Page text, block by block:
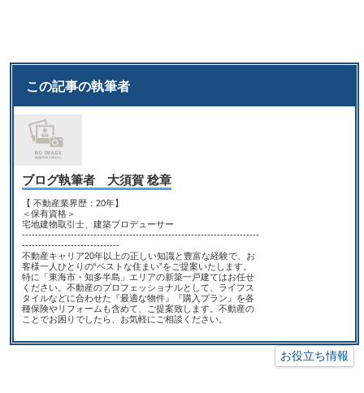
この記事の執筆者
ブログ執筆者 大須賀 稔章
【 不動産業界歴：20年】
＜保有資格＞
宅地建物取引士、建築プロデューサー
-------------------------------------------------------------------------
------------------------------
不動産キャリア20年以上の正しい知識と豊富な経験で、お
客様一人ひとりの“ベストな住まい”をご提案いたします。
特に「東海市・知多半島」エリアの新築一戸建てはお任せ
ください。不動産のプロフェッショナルとして、ライフス
タイルなどに合わせた『最適な物件』『購入プラン』を各
種保険やリフォームも含めて、ご提案致します。不動産の
ことでお困りでしたら、お気軽にご相談ください。
お役立ち情報